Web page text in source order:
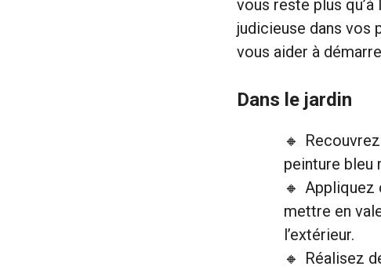
vous reste plus
judicieuse dans vos
vous aider à
Dans le jardin
peinture bleu
Appliquez
mettre en
l’extérieur.
Réalisez